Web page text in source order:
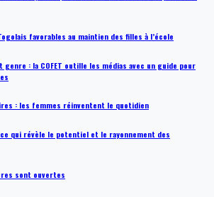
favorables au maintien des filles à l’école
: la COFET outille les médias avec un guide pour
: les femmes réinventent le quotidien
qui révèle le potentiel et le rayonnement des
sont ouvertes